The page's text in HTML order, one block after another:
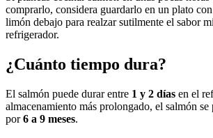
comprarlo, considera guardarlo en un plato
limón debajo para realzar sutilmente el sabor
refrigerador.
¿Cuánto tiempo dura?
El salmón puede durar entre 1 y 2 días en el
almacenamiento más prolongado, el salmón se
por6 a 9 meses.